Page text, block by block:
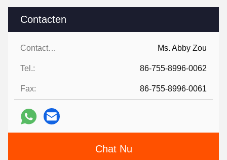
Contacten
Contacten: Ms. Abby Zou
Tel.: 86-755-8996-0062
Fax: 86-755-8996-0061
Chat Nu